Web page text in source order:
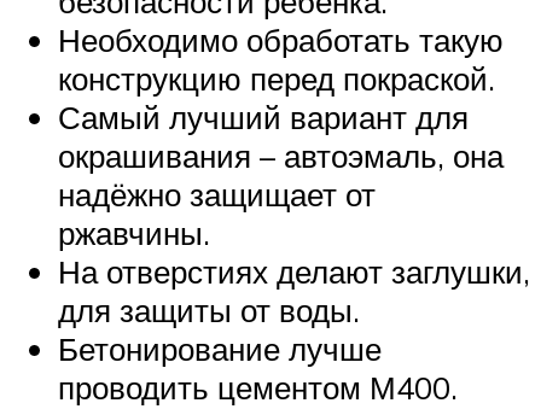
Необходимо обработать такую
конструкцию перед покраской.
Самый лучший вариант для
окрашивания – автоэмаль, она
надёжно защищает от
ржавчины.
На отверстиях делают заглушки,
для защиты от воды.
Бетонирование лучше
проводить цементом М400.